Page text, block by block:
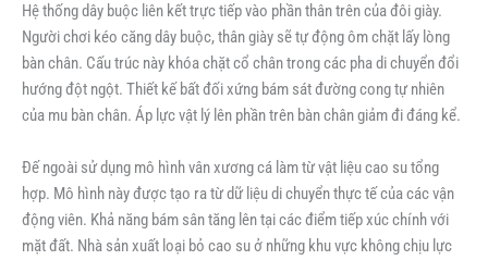
Hệ thống dây buộc liên kết trực tiếp vào phần thân trên của đôi giày.
Người chơi kéo căng dây buộc, thân giày sẽ tự động ôm chặt lấy lòng
bàn chân. Cấu trúc này khóa chặt cổ chân trong các pha di chuyển đổi
hướng đột ngột. Thiết kế bất đối xứng bám sát đường cong tự nhiên
của mu bàn chân. Áp lực vật lý lên phần trên bàn chân giảm đi đáng kể.
Đế ngoài sử dụng mô hình vân xương cá làm từ vật liệu cao su tổng
hợp. Mô hình này được tạo ra từ dữ liệu di chuyển thực tế của các vận
động viên. Khả năng bám sân tăng lên tại các điểm tiếp xúc chính với
mặt đất. Nhà sản xuất loại bỏ cao su ở những khu vực không chịu lực